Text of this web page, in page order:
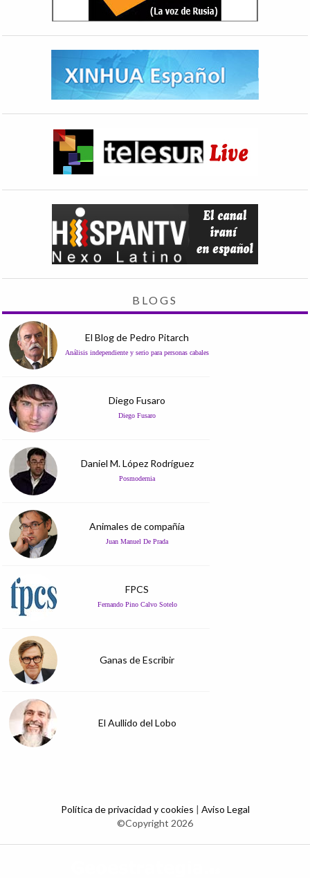
BLOGS
El Blog de Pedro Pitarch
Análisis independiente y serio para personas cabales
Diego Fusaro
Diego Fusaro
Daniel M. López Rodríguez
Posmodernia
Animales de compañía
Juan Manuel De Prada
FPCS
Fernando Pino Calvo Sotelo
Ganas de Escribir
El Aullido del Lobo
Política de privacidad y cookies | Aviso Legal
©Copyright 2026